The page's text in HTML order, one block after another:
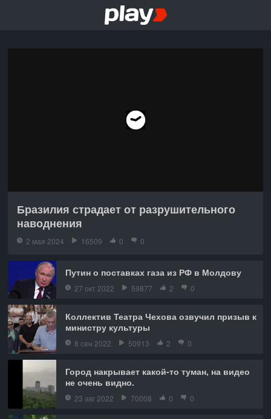
Бразилия страдает от разрушительного
наводнения
2 мая 2024 16509 0 0
Путин о поставках газа из РФ в Молдову
27 окт 2022 59877 2 0
Коллектив Театра Чехова озвучил призыв к
министру культуры
8 сен 2022 50913 2 0
Город накрывает какой-то туман, на видео
не очень видно.
23 авг 2022 70008 0 0